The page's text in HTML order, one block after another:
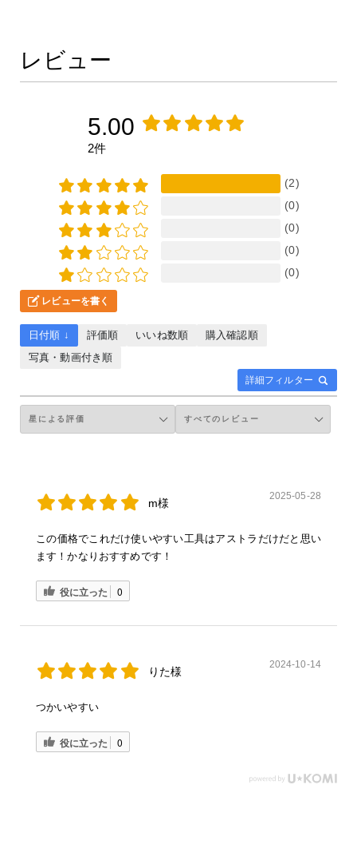
レビュー
5.00
2件
(2)
(0)
(0)
(0)
(0)
レビューを書く
詳細フィルター
日付順 ↓ 評価順 いいね数順
購入確認順
写真・動画付き順
m様
2025-05-28
この価格でこれだけ使いやすい工具はアストラだけだと思い
ます！かなりおすすめです！
役に立った 0
りた様
2024-10-14
つかいやすい
役に立った 0